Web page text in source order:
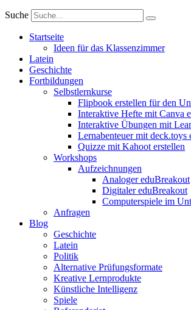
Suche
Startseite
Ideen für das Klassenzimmer
Latein
Geschichte
Fortbildungen
Selbstlernkurse
Flipbook erstellen für den
Interaktive Hefte mit Canva
Interaktive Übungen mit
Lernabenteuer mit deck.toys
Quizze mit Kahoot erstellen
Workshops
Aufzeichnungen
Analoger eduBreakout
Digitaler eduBreakout
Computerspiele im
Anfragen
Blog
Geschichte
Latein
Politik
Alternative Prüfungsformate
Kreative Lernprodukte
Künstliche Intelligenz
Spiele